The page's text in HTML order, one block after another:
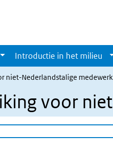
Introductie in het milieu
niet-Nederlandstalige
voor